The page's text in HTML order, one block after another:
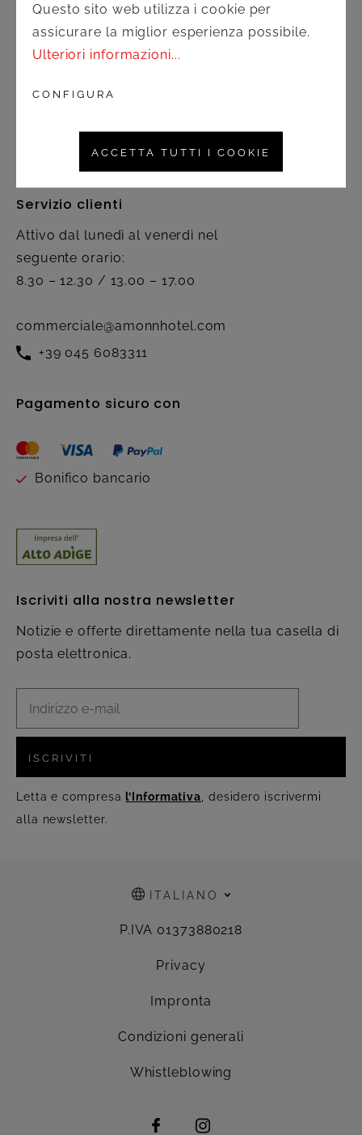
Assistenza
Spedizione e pagamento
Diritto di recesso
Servizio clienti
Attivo dal lunedì al venerdì nel
seguente orario:
8.30 – 12.30 / 13.00 – 17.00
commerciale@amonnhotel.com
+39 045 6083311
Pagamento sicuro con
Bonifico bancario
Iscriviti alla nostra newsletter
Notizie e offerte direttamente nella tua casella di
posta elettronica.
ISCRIVITI
Letta e compresa l’Informativa , desidero iscrivermi
alla newsletter.
ITALIANO
P.IVA 01373880218
Privacy
Impronta
Condizioni generali
Whistleblowing
Questo sito web utilizza i cookie per
assicurare la miglior esperienza possibile.
Ulteriori informazioni...
CONFIGURA
ACCETTA TUTTI I COOKIE